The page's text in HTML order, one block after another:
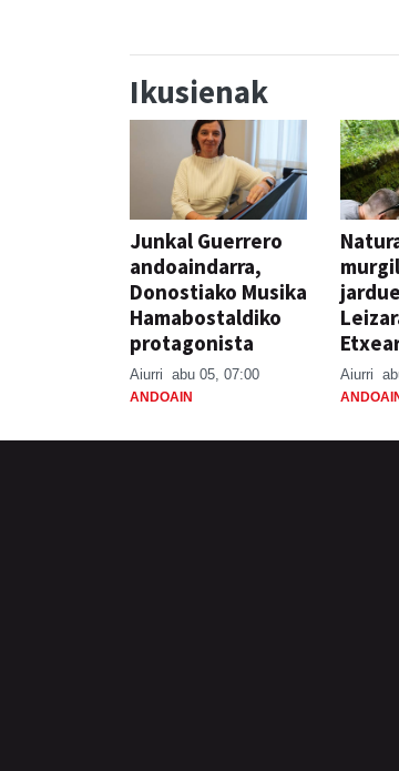
Ikusienak
Junkal Guerrero
andoaindarra,
Donostiako Musika
Hamabostaldiko
protagonista
Aiurri abu 05, 07:00
ANDOAIN
Aiurri